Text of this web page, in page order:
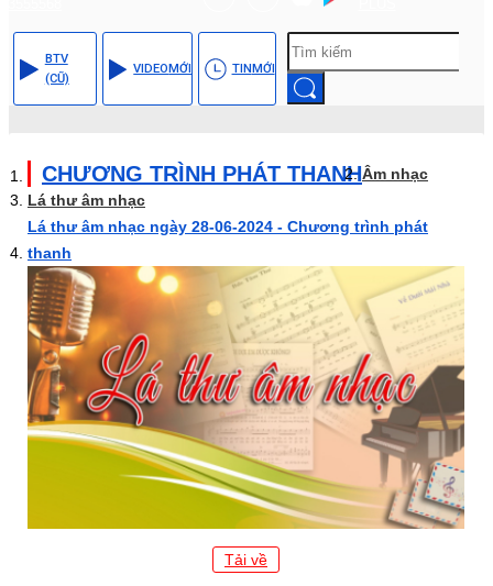
BTV
(CŨ)
VIDEOMỚI TINMỚI
CHƯƠNG TRÌNH PHÁT THANHÂm nhạc
Lá thư âm nhạc
Lá thư âm nhạc ngày 28-06-2024 - Chương trình phát
thanh
Tải về